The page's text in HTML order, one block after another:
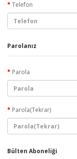
Telefon
Parolanız
Parola
Parola(Tekrar)
Bülten Aboneliği